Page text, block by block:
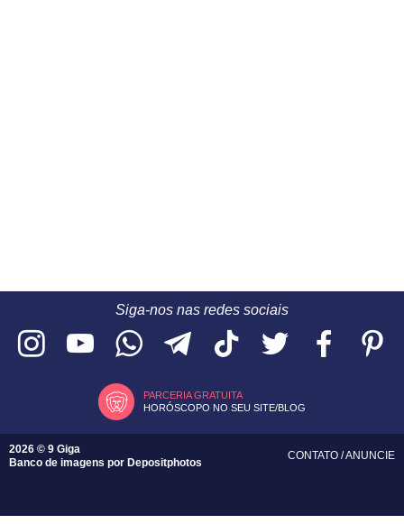
Siga-nos nas redes sociais
PARCERIA GRATUITA
HORÓSCOPO NO SEU SITE/BLOG
2026 © 9 Giga
Banco de imagens por Depositphotos
CONTATO /ANUNCIE